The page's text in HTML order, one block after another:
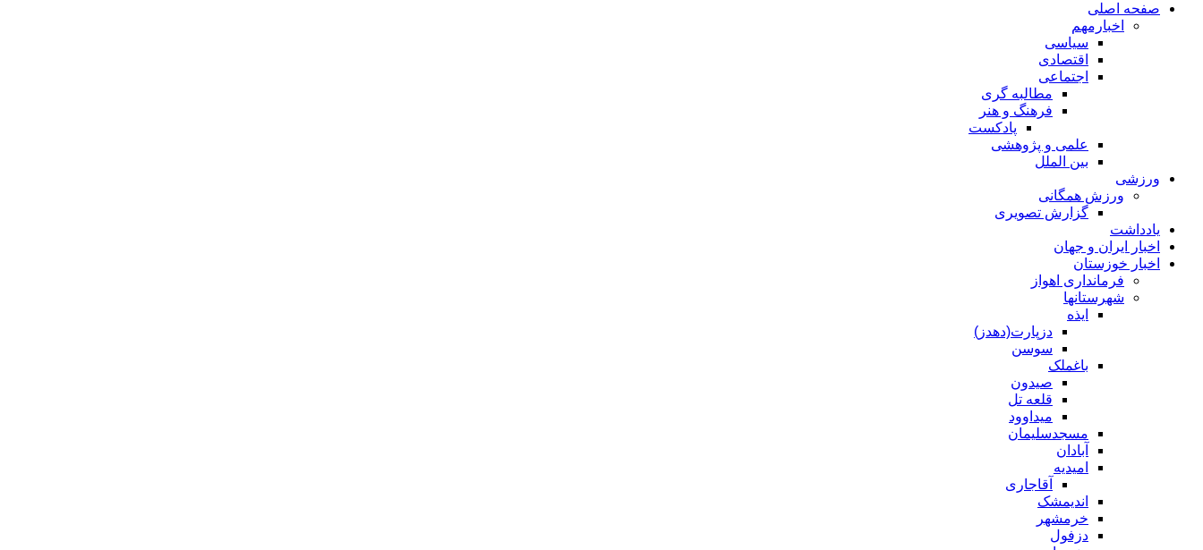
صفحه اصلی
اخبارمهم
سیاسی
اقتصادی
اجتماعی
مطالبه گری
فرهنگ و هنر
پادکست
علمی و پژوهشی
بین الملل
ورزشی
ورزش همگانی
گزارش تصویری
یادداشت
اخبار ایران و جهان
اخبار خوزستان
فرمانداری اهواز
شهرستانها
ایذه
دزپارت(دهدز)
سوسن
باغملک
صیدون
قلعه تل
میداوود
مسجدسلیمان
آبادان
امیدیه
آقاجاری
اندیمشک
خرمشهر
دزفول